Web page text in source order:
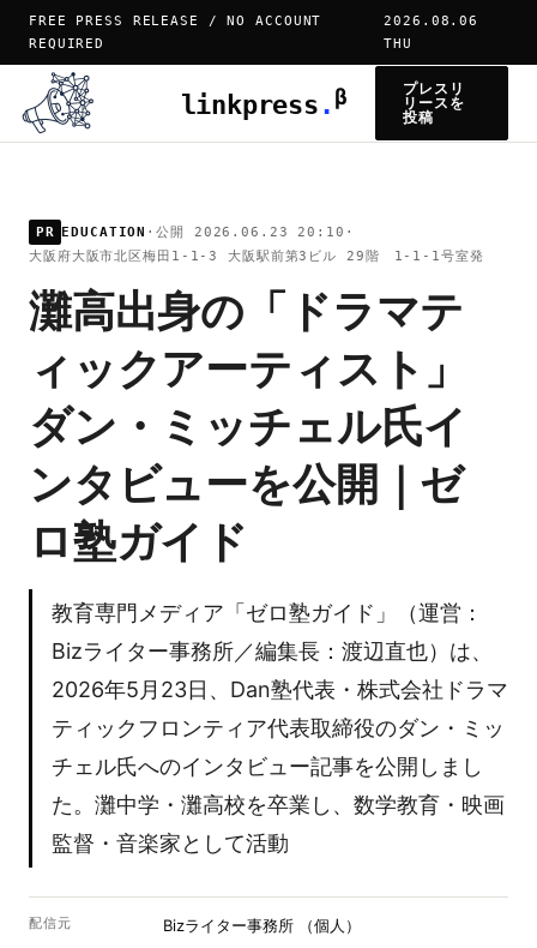
FREE PRESS RELEASE / NO ACCOUNT
REQUIRED
2026.08.06
THU
linkpress . β
プレスリ
リースを
投稿
PR EDUCATION ·公開 2026.06.23 20:10 ·
大阪府大阪市北区梅田1-1-3 大阪駅前第3ビル 29階 1-1-1号室発
灘高出身の「ドラマテ
ィックアーティスト」
ダン・ミッチェル氏イ
ンタビューを公開｜ゼ
ロ塾ガイド
教育専門メディア「ゼロ塾ガイド」（運営：
Bizライター事務所／編集長：渡辺直也）は、
2026年5月23日、Dan塾代表・株式会社ドラマ
ティックフロンティア代表取締役のダン・ミッ
チェル氏へのインタビュー記事を公開しまし
た。灘中学・灘高校を卒業し、数学教育・映画
監督・音楽家として活動
配信元 Bizライター事務所 （個人）